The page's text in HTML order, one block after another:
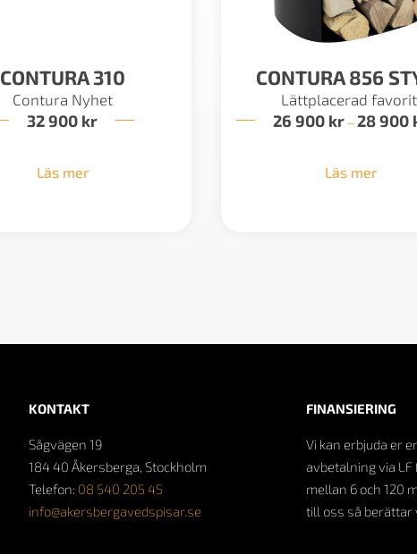
CONTURA 310
Contura Nyhet
32 900 kr
Läs mer
CONTURA 856
Lättplacerad favorit.
26 900 kr – 28 900
Läs mer
KONTAKT
Sågvägen 19
184 40 Åkersberga, Stockholm
Telefon: 08 540 205 45
info@akersbergavedspisar.se
FINANSIERING
Vi kan erbjuda er
avbetalning via LF
mellan 6 och 120
till oss så berättar